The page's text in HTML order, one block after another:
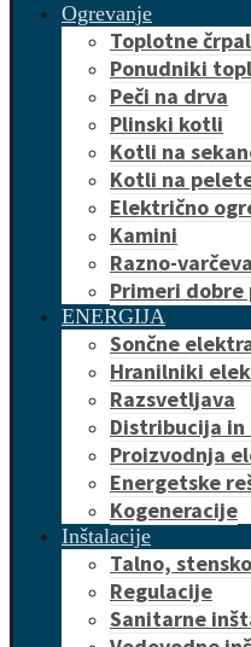
Ogrevanje
Toplotne
Ponudniki
Peči na drva
Plinski kotli
Kotli na
Kotli na
Električno
Kamini
Razno-
Primeri dobre
ENERGIJA
Sončne
Hranilniki
Razsvetljava
Distribucija in
Proizvodnja
Energetske
Kogeneracije
Inštalacije
Talno,
Regulacije
Sanitarne